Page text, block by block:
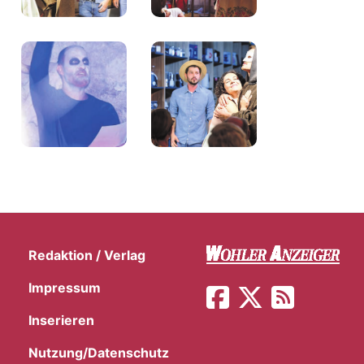
Redaktion / Verlag
Impressum
Inserieren
Nutzung/Datenschutz